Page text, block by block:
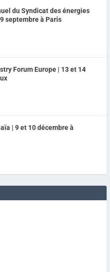
du Syndicat des énergies
septembre à Paris
Forum Europe | 13 et 14
| 9 et 10 décembre à